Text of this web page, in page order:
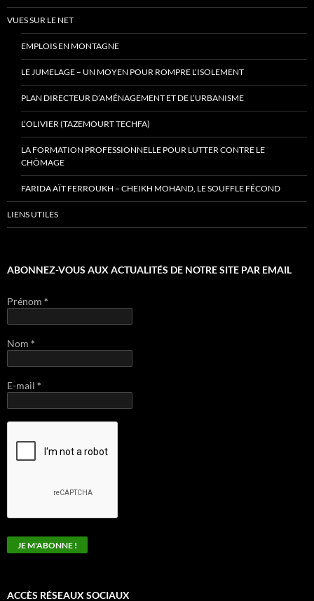
VUES SUR LE NET
EMPLOIS EN MONTAGNE
LE JUMELAGE – UN MOYEN POUR ROMPRE L’ISOLEMENT
PLAN DIRECTEUR D’AMÉNAGEMENT ET DE L’URBANISME
L’OLIVIER (TAZEMOURT TECHFA)
LA FORMATION PROFESSIONNELLE POUR LUTTER CONTRE LE
CHÔMAGE
FARIDA AÏT FERROUKH – CHEIKH MOHAND, LE SOUFFLE FÉCOND
LIENS UTILES
ABONNEZ-VOUS AUX ACTUALITÉS DE NOTRE SITE PAR EMAIL
Prénom *
Nom *
E-mail *
ACCÈS RÉSEAUX SOCIAUX